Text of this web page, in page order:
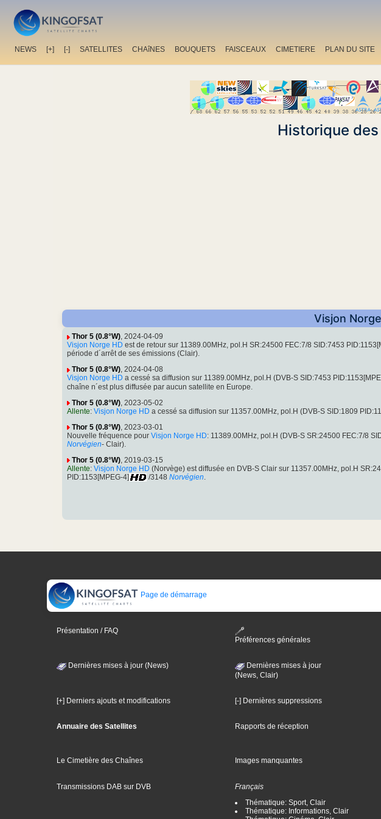
NEWS [+] [-] SATELLITES CHAîNES BOUQUETS FAISCEAUX CIMETIERE PLAN DU SITE
Historique
Visjon
Thor 5 (0.8°W), 2024-04-09
Visjon Norge HD est de retour sur 11389.00MHz, pol.H SR:24500 FEC:7/8 SID:7453
période d´arrêt de ses émissions (Clair).
Thor 5 (0.8°W), 2024-04-08
Visjon Norge HD a cessé sa diffusion sur 11389.00MHz, pol.H (DVB-S SID:7453
chaîne n´est plus diffusée par aucun satellite en Europe.
Thor 5 (0.8°W) , 2023-05-02
Allente: Visjon Norge HD a cessé sa diffusion sur 11357.00MHz, pol.H (DVB-S SID:1809
Thor 5 (0.8°W), 2023-03-01
Nouvelle fréquence pour Visjon Norge HD: 11389.00MHz, pol.H (DVB-S SR:24500 FEC:7/8
Norvégien- Clair).
Thor 5 (0.8°W), 2019-03-15
Allente: Visjon Norge HD (Norvège) est diffusée en DVB-S Clair sur 11357.00MHz, pol.H
PID:1153[MPEG-4]
/3148 Norvégien.
Page de démarrage
Présentation / FAQ
Préférences générales
Dernières mises à jour (News)
Dernières mises à jour
(News, Clair)
[+] Derniers ajouts et modifications [-] Dernières suppressions
Annuaire des Satellites Rapports de réception
Le Cimetière des Chaînes Images manquantes
Transmissions DAB sur DVB
Français
Thématique: Sport, Clair
Thématique: Informations, Clair